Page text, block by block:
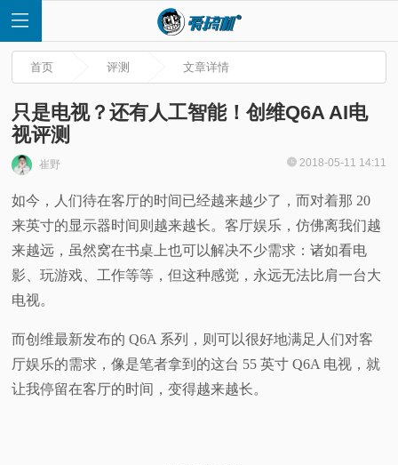
首
页
快
讯
评
测
首页 评测 文章详情
只是电视？还有人工智能！创维Q6A AI电
视评测
崔野 2018-05-11 14:11
如今，人们待在客厅的时间已经越来越少了，而对着那 20
来英寸的显示器时间则越来越长。客厅娱乐，仿佛离我们越
来越远，虽然窝在书桌上也可以解决不少需求：诸如看电
影、玩游戏、工作等等，但这种感觉，永远无法比肩一台大
电视。
而创维最新发布的 Q6A 系列，则可以很好地满足人们对客
厅娱乐的需求，像是笔者拿到的这台 55 英寸 Q6A 电视，就
让我停留在客厅的时间，变得越来越长。